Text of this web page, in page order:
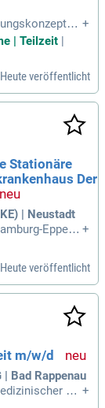
i
Ärzt Innen, P
Inn
+
| Teilzeit |
Heute veröffentlicht
Stationäre
Der
| Neustadt
Eppend
Gesundheit
Karriere
+
Heute veröffentlicht
m/w/d
| Bad Rappenau
Re +